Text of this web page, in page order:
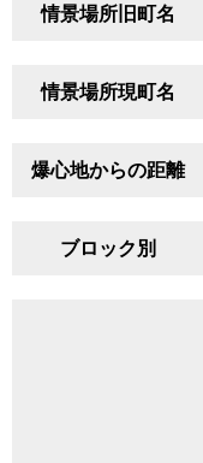
情景場所旧町名
情景場所現町名
爆心地からの距離
ブロック別